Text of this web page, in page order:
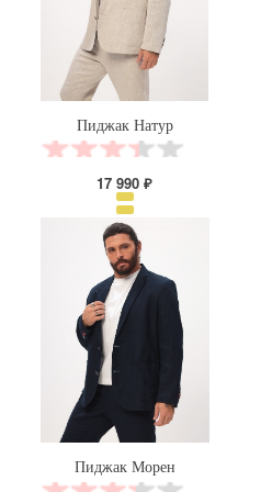
Пиджак Натур
17 990 ₽
Пиджак Морен